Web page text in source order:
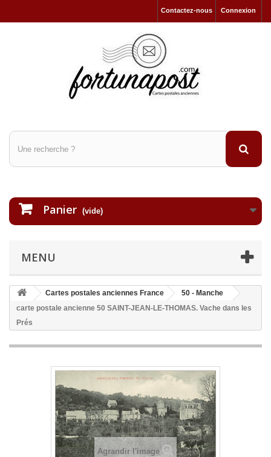
Connexion
Contactez-nous
Panier (vide)
MENU
Cartes postales anciennes France
50 - Manche
carte postale ancienne 50 SAINT-JEAN-LE-THOMAS. Vache dans les
Prés
Agrandir l'image